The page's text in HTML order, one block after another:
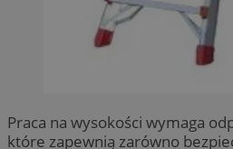
Praca na wysokości wymaga
które zapewnią zarówno